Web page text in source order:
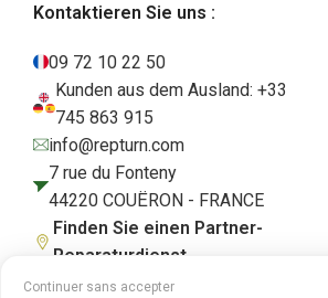
Kontaktieren Sie uns :
09 72 10 22 50
Kunden aus dem Ausland: +33
745 863 915
info@repturn.com
7 rue du Fonteny
44220 COUËRON - FRANCE
Finden Sie einen Partner-
Reparaturdienst
Continuer sans accepter